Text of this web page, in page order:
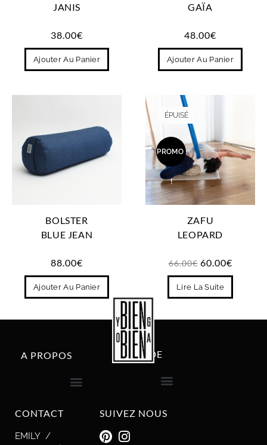
JANIS
38.00€
Ajouter Au Panier
GAÏA
48.00€
Ajouter Au Panier
BOLSTER
BLUE JEAN
88.00€
Ajouter Au Panier
ÉPUISÉ
PROMO
!
ZAFU
LEOPARD
66.00€ 60.00€
Lire La Suite
A PROPOS AIDE
CONTACT
EMILY /
SUIVEZ NOUS